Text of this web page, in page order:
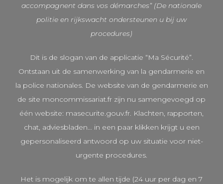
accompagnent dans vos démarches” (De nationale
politie en rijkswacht ondersteunen u bij uw
procedures)
Dit is de slogan van de applicatie “Ma Sécurité”.
Ontstaan uit de samenwerking van la gendarmerie en
la police nationales. De website van de gendarmerie en
de site moncommissariat.fr zijn nu samengevoegd op
één website: masecurite.gouv.fr. Klachten, rapporten,
chat, adviesbladen… in een paar klikken krijgt u een
gepersonaliseerd antwoord op uw situatie voor niet-
urgente procedures.
Het is mogelijk om te allen tijde (24 uur per dag en 7